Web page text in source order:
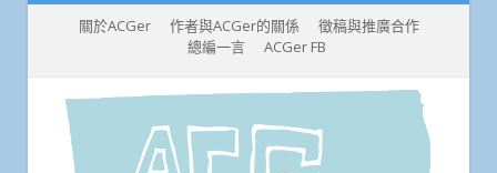
關於ACGer 作者與ACGer的關係
徵稿與推廣合作
總編一言
ACGer FB